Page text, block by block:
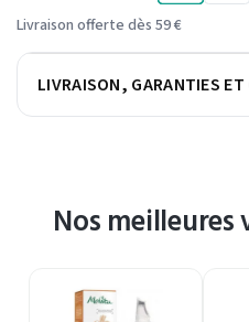
Livraison offerte dès 59 €
LIVRAISON, GARANTIES ET
Nos